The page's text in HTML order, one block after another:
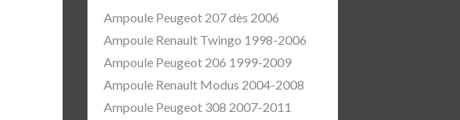
Ampoule Peugeot 207 dès 2006
Ampoule Renault Twingo 1998-2006
Ampoule Peugeot 206 1999-2009
Ampoule Renault Modus 2004-2008
Ampoule Peugeot 308 2007-2011